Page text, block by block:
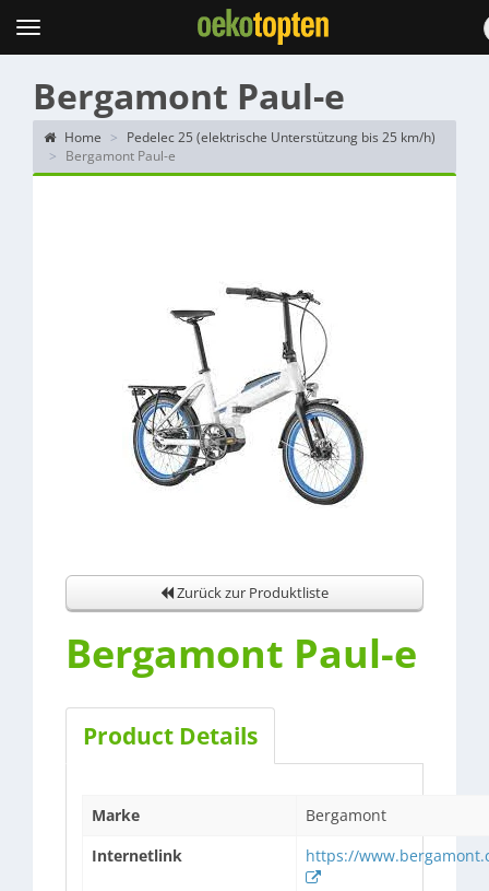
Topten
Menu
Bergamont Paul-e
Home
Pedelec 25 (elektrische Unterstützung bis 25 km/h)
Bergamont Paul-e
Zurück zur Produktliste
Bergamont Paul-e
Product Details
Marke
Bergamont
Internetlink
https://